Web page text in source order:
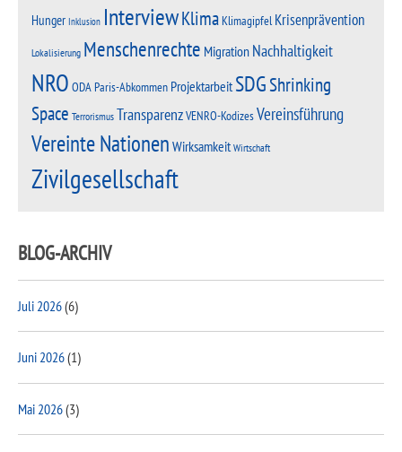
Hunger Inklusion InterviewKlimaKlimagipfel Krisenprävention
Lokalisierung Menschenrechte Migration Nachhaltigkeit
NRO ODAParis-Abkommen ProjektarbeitSDGShrinking
Space TerrorismusTransparenzVENRO-KodizesVereinsführung
Vereinte Nationen Wirksamkeit Wirtschaft
Zivilgesellschaft
BLOG-ARCHIV
Juli 2026(6)
Juni 2026(1)
Mai 2026(3)